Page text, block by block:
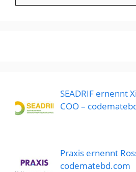
SEADRIF ernennt
COO –
Praxis ernennt
codematebd.com